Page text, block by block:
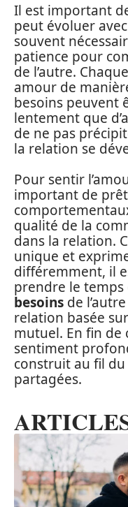
Il est important
peut évoluer
souvent
patience pour
de l’autre.
amour de
besoins peuvent
lentement que
de ne pas
la relation se
Pour sentir
important de
qualité de la
dans la relation.
unique et
différemment, il
prendre le temps
besoins de
relation basée
mutuel. En fin de
sentiment
construit au fil
partagées.